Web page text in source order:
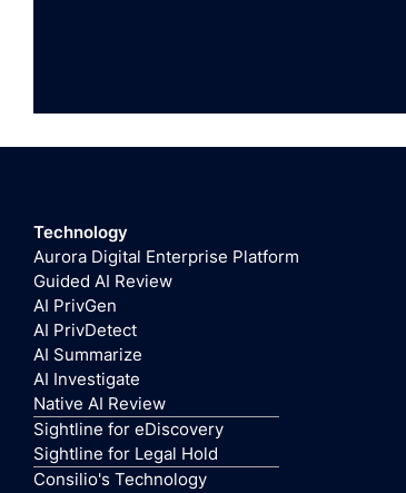
Technology
Aurora Digital Enterprise Platform
Guided AI Review
AI PrivGen
AI PrivDetect
AI Summarize
AI Investigate
Native AI Review
Sightline for eDiscovery
Sightline for Legal Hold
Consilio's Technology